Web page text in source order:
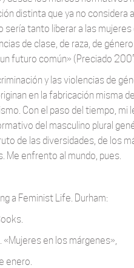
distinta que ya no
tanto liberar a las
de clase, de raza, de
futuro común» (Preciado
y las violencias de
en la fabricación misma
Con el paso del tiempo,
del masculino plural
de las diversidades, de los
Me enfrento al mundo, pues.
a Feminist Life. Durham:
en los márgenes»,
enero.